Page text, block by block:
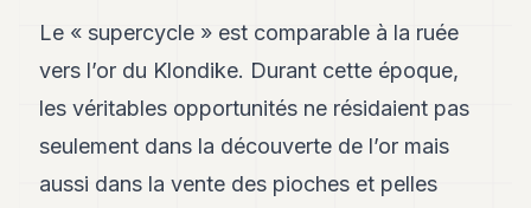
Andy
30
28
Andy
Le « supercycle » est comparable à la ruée
vers l’or du Klondike. Durant cette époque,
les véritables opportunités ne résidaient pas
seulement dans la découverte de l’or mais
aussi dans la vente des pioches et pelles